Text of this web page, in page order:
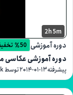
٪50 تخفیف
عکاسی
۲۰۱۴-۰۱-۱۳توسط Konrad Eek